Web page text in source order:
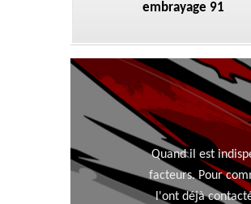
embrayage 91
Quand il est
facteurs. Pour
l'ont déjà